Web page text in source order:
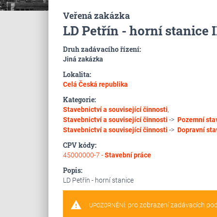
Veřená zakázka
LD Petřín - horní stanice
Druh zadávacího řízení:
Jiná zakázka
Lokalita:
Celá Česká republika
Kategorie:
Stavebnictví a související činnosti,
Stavebnictví a související činnosti -> Pozemní
Stavebnictví a související činnosti -> Dopravní
CPV kódy:
45000000-7 -Stavební práce
Popis:
LD Petřín - horní stanice
warning UPOZORNĚNÍ: pro zobrazení zadávacích